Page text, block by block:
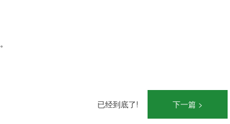
。
下一篇 >
已经到底了!